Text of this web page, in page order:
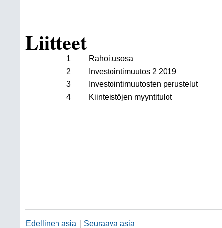
Liitteet
1
Rahoitusosa
2
Investointimuutos 2 2019
3
Investointimuutosten perustelut
4
Kiinteistöjen myyntitulot
Edellinen asia Seuraava asia